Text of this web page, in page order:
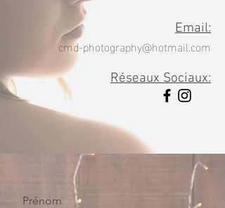
Email:
cmd-photography@hotmail.com
Réseaux Sociaux:
Prénom